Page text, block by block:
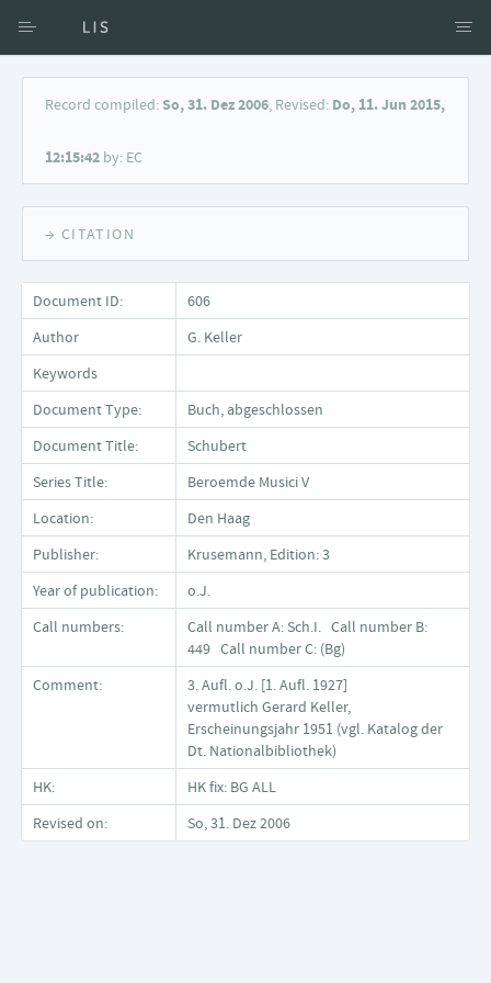
Access via Author
Keyword Search
Record compiled:So, 31. Dez 2006, Revised: Do, 11. Jun 2015,
12:15:42 by: EC
→ CITATION
Document ID:
606
Author
G. Keller
Keywords
Document Type:
Buch, abgeschlossen
Document Title:
Schubert
Series Title:
Beroemde Musici V
Location:
Den Haag
Publisher:
Krusemann, Edition: 3
Year of publication:
o.J.
Call numbers:
Call number A: Sch.I. Call number B:
449 Call number C: (Bg)
Comment:
3. Aufl. o.J. [1. Aufl. 1927]
vermutlich Gerard Keller,
Erscheinungsjahr 1951 (vgl. Katalog der
Dt. Nationalbibliothek)
HK:
HK fix: BG ALL
Revised on:
So, 31. Dez 2006